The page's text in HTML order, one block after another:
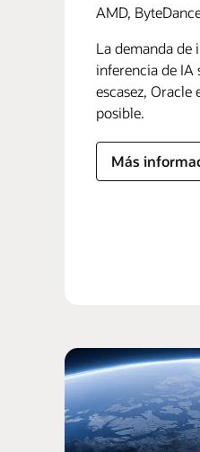
AMD,
La demanda de
inferencia de IA
escasez,
posible.
Más